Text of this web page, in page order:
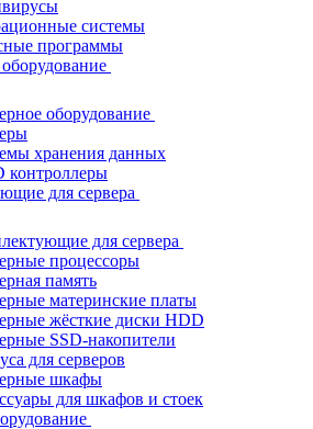
системы
программы
оборудование
хранения данных
контроллеры
для сервера
для сервера
процессоры
память
материнские платы
жёсткие диски HDD
SSD-накопители
для серверов
шкафы
для шкафов и стоек